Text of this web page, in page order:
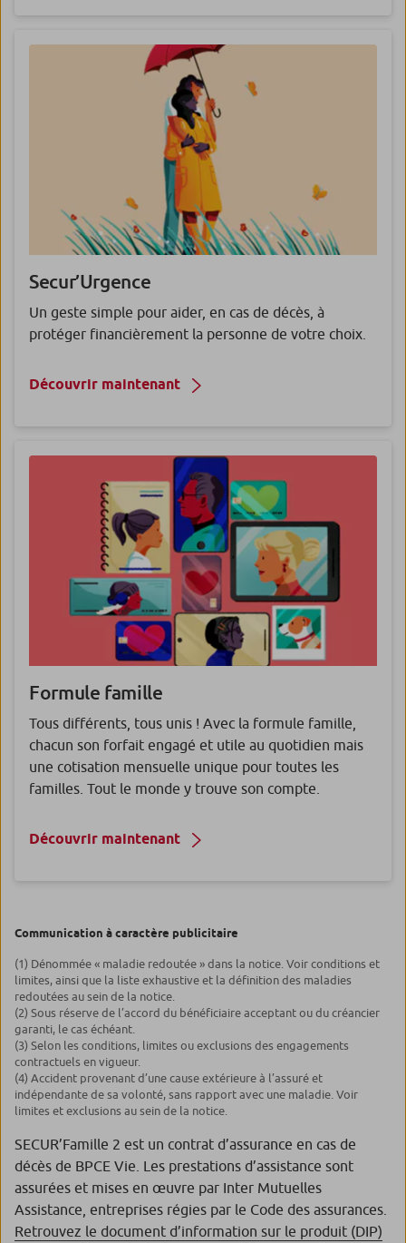
Secur’Urgence
Un geste simple pour aider, en cas de décès, à
protéger financièrement la personne de votre choix.
Découvrir maintenant
Formule famille
Tous différents, tous unis ! Avec la formule famille,
chacun son forfait engagé et utile au quotidien mais
une cotisation mensuelle unique pour toutes les
familles. Tout le monde y trouve son compte.
Découvrir maintenant
Communication à caractère publicitaire
(1) Dénommée « maladie redoutée » dans la notice. Voir conditions et
limites, ainsi que la liste exhaustive et la définition des maladies
redoutées au sein de la notice.
(2) Sous réserve de l’accord du bénéficiaire acceptant ou du créancier
garanti, le cas échéant.
(3) Selon les conditions, limites ou exclusions des engagements
contractuels en vigueur.
(4) Accident provenant d’une cause extérieure à l’assuré et
indépendante de sa volonté, sans rapport avec une maladie. Voir
limites et exclusions au sein de la notice.
SECUR’Famille 2 est un contrat d’assurance en cas de
décès de BPCE Vie. Les prestations d’assistance sont
assurées et mises en œuvre par Inter Mutuelles
Assistance, entreprises régies par le Code des assurances.
Retrouvez le document d’information sur le produit (DIP)